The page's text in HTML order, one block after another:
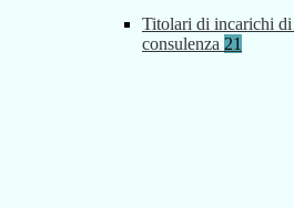
Titolari di incarichi
consulenza 21